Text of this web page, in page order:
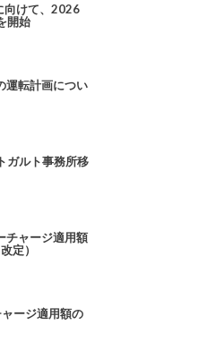
向けて、2026
開始
運転計画につい
ガルト事務所移
チャージ適用額
定）
ージ適用額の